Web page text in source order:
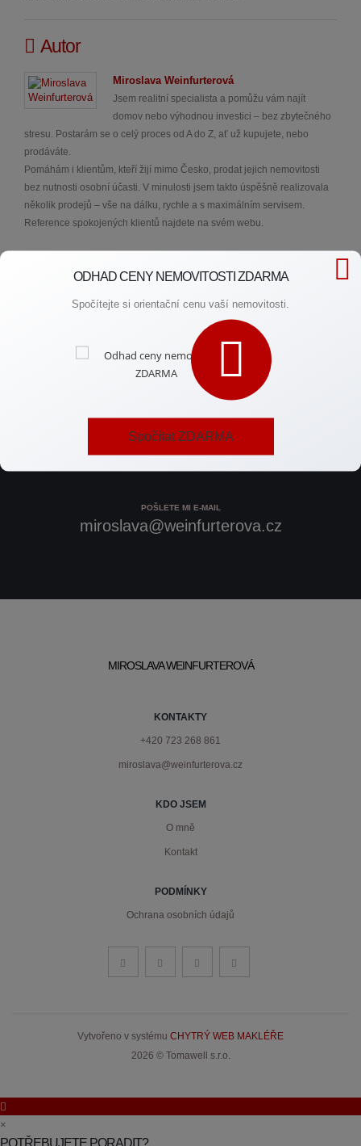
Autor
Miroslava Weinfurterová
Jsem realitní specialista a pomůžu vám najít
domov nebo výhodnou investici – bez zbytečného
stresu. Postarám se o celý proces od A do Z, ať už kupujete, nebo
prodáváte.
Pomáhám i klientům, kteří žijí mimo Česko, prodat jejich nemovitosti
bez nutnosti osobní účasti. V minulosti jsem takto úspěšně realizovala
několik prodejů – vše na dálku, rychle a s maximálním servisem.
Reference spokojených klientů najdete na svém webu.
Potřebujete rychlou radu?
Spojte se se mnou.
ZAVOLEJTE MI
POŠLETE MI E-MAIL
miroslava@weinfurterova.cz
MIROSLAVA WEINFURTEROVÁ
KONTAKTY
+420 723 268 861
miroslava@weinfurterova.cz
KDO JSEM
O mně
Kontakt
PODMÍNKY
Ochrana osobních údajů
Vytvořeno v systému CHYTRÝ WEB MAKLÉŘE
2026 © Tomawell s.r.o.
×
POTŘEBUJETE PORADIT?
ODHAD CENY NEMOVITOSTI ZDARMA
Spočítejte si orientační cenu vaší nemovitosti.
Spočítat ZDARMA